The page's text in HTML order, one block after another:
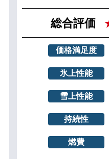
総合評価
価格満足度
氷上性能
雪上性能
持続性
燃費